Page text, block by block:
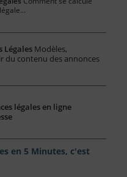
Légales Modèles,
du contenu des annonces
légales en ligne
en 5 Minutes, c'est